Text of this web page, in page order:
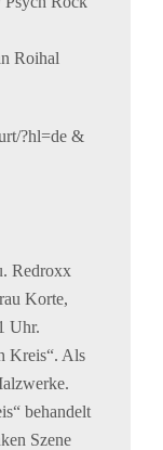
Roihal
?hl=de &
Redroxx
Korte,
Uhr.
Kreis“. Als
behandelt
Szene